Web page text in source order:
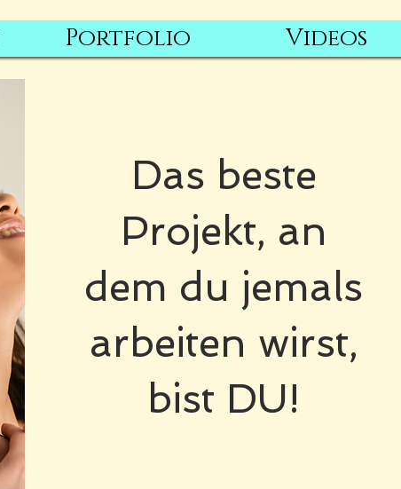
Portfolio Videos
Das beste
Projekt, an
dem du jemals
arbeiten wirst,
bist DU!